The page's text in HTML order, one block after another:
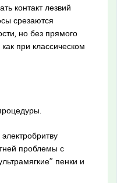
контакт лезвий
срезаются
но без прямого
при классическом
проблемы с
пенки и